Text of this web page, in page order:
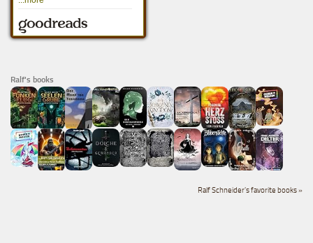
Ralf's books
Ralf Schneider's favorite books »